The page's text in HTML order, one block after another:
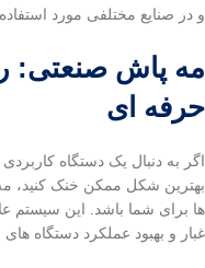
و در صنایع مختلفی مورد
مه پاش صنعتی:
حرفه ای
اگر به دنبال یک دستگاه
بهترین شکل ممکن خنک کنید،
ها برای شما باشد. این سیستم
غبار و بهبود عملکرد دستگاه